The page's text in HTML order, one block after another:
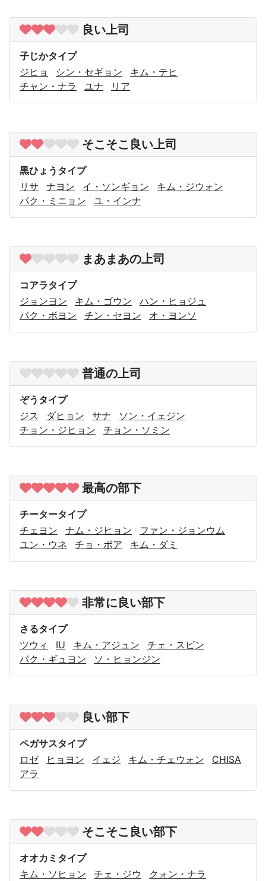
良い上司
子じかタイプ
ジヒョ
シン・セギョン
キム・テヒ
チャン・ナラ
ユナ リア
そこそこ良い上司
黒ひょうタイプ
リサ
ナヨン イ・ソンギョン
キム・ジウォン
パク・ミニョン
ユ・インナ
まあまあの上司
コアラタイプ
ジョンヨン
キム・ゴウン
ハン・ヒョジュ
パク・ボヨン
チン・セヨン オ・ヨンソ
普通の上司
ぞうタイプ
ジス
ダヒョン サナ
ソン・イェジン
チョン・ジヒョン
チョン・ソミン
最高の部下
チータータイプ
チェヨン
ナム・ジヒョン
ファン・ジョンウム
ユン・ウネ
チョ・ボア キム・ダミ
非常に良い部下
さるタイプ
ツウィ
IU キム・アジュン
チェ・スビン
パク・ギュヨン
ソ・ヒョンジン
良い部下
ペガサスタイプ
ロゼ
ヒョヨン イェジ キム・チェウォン
CHISA
アラ
そこそこ良い部下
オオカミタイプ
キム・ソヒョン
チェ・ジウ
クォン・ナラ